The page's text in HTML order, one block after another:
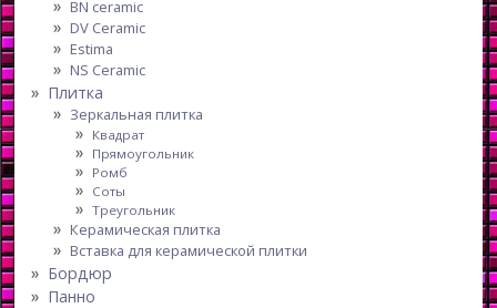
BN ceramic
DV Ceramic
Estima
NS Ceramic
Плитка
Зеркальная плитка
Квадрат
Прямоугольник
Ромб
Соты
Треугольник
Керамическая плитка
Вставка для керамической плитки
Бордюр
Панно